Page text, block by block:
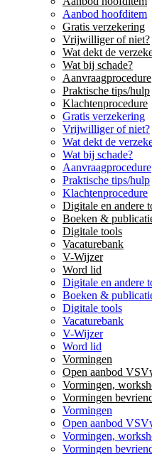
Aanbod hoofditem
Gratis verzekering
Vrijwilliger of niet?
Wat dekt de
Wat bij schade?
Aanvraagprocedure
Praktische tips/hulp
Klachtenprocedure
Gratis verzekering
Vrijwilliger of niet?
Wat dekt de
Wat bij schade?
Aanvraagprocedure
Praktische tips/hulp
Klachtenprocedure
Digitale en andere
Boeken &
Digitale tools
Vacaturebank
V-Wijzer
Word lid
Digitale en andere
Boeken &
Digitale tools
Vacaturebank
V-Wijzer
Word lid
Vormingen
Open aanbod
Vormingen,
Vormingen
Vormingen
Open aanbod
Vormingen,
Vormingen